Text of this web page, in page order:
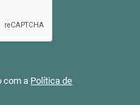
com a Política de